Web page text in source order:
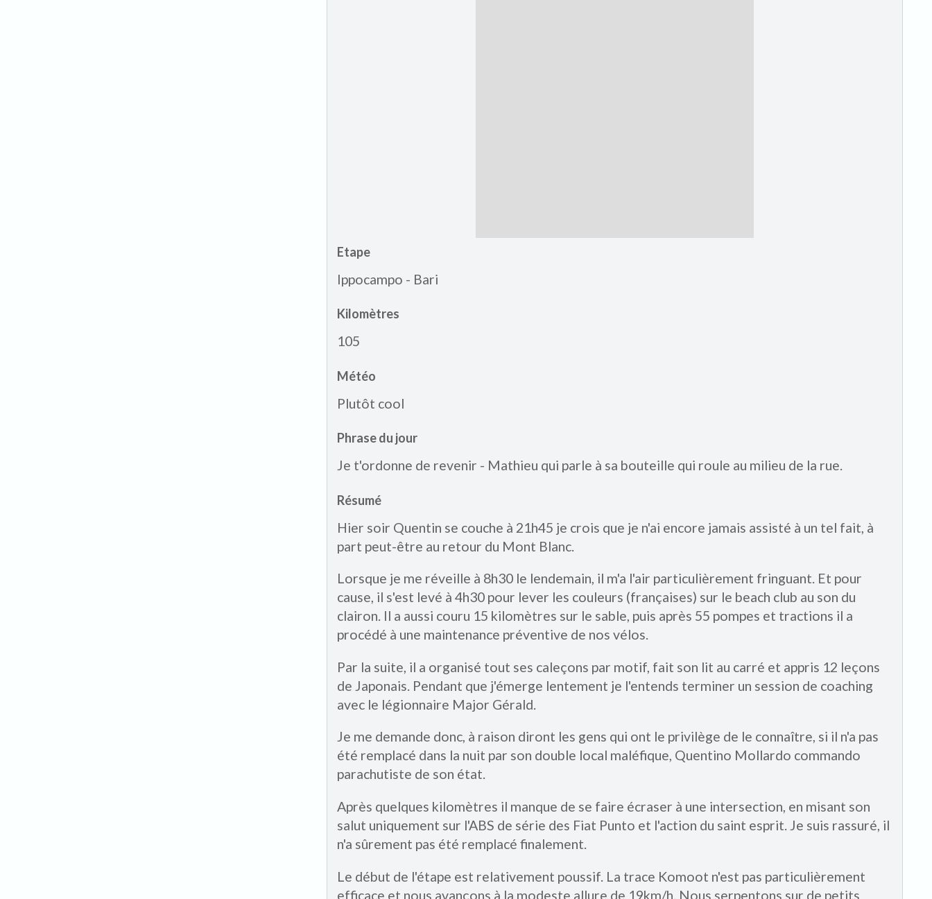
Etape
Ippocampo - Bari
Kilomètres
105
Météo
Plutôt cool
Phrase du jour
Je t'ordonne de revenir - Mathieu qui parle à sa bouteille qui roule au milieu de la rue.
Résumé
Hier soir Quentin se couche à 21h45 je crois que je n'ai encore jamais assisté à un tel fait, à
part peut-être au retour du Mont Blanc.
Lorsque je me réveille à 8h30 le lendemain, il m'a l'air particulièrement fringuant. Et pour
cause, il s'est levé à 4h30 pour lever les couleurs (françaises) sur le beach club au son du
clairon. Il a aussi couru 15 kilomètres sur le sable, puis après 55 pompes et tractions il a
procédé à une maintenance préventive de nos vélos.
Par la suite, il a organisé tout ses caleçons par motif, fait son lit au carré et appris 12 leçons
de Japonais. Pendant que j'émerge lentement je l'entends terminer un session de coaching
avec le légionnaire Major Gérald.
Je me demande donc, à raison diront les gens qui ont le privilège de le connaître, si il n'a pas
été remplacé dans la nuit par son double local maléfique, Quentino Mollardo commando
parachutiste de son état.
Après quelques kilomètres il manque de se faire écraser à une intersection, en misant son
salut uniquement sur l'ABS de série des Fiat Punto et l'action du saint esprit. Je suis rassuré, il
n'a sûrement pas été remplacé finalement.
Le début de l'étape est relativement poussif. La trace Komoot n'est pas particulièrement
efficace et nous avançons à la modeste allure de 19km/h. Nous serpentons sur de petits